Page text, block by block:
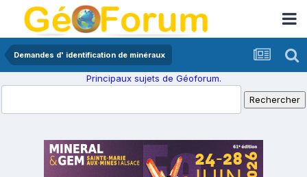
Demandes d' identification de minéraux
Principaux sujets de Géoforum.